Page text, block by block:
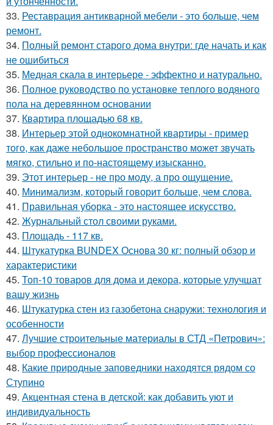
33. Реставрация антикварной мебели - это больше, чем
ремонт.
34. Полный ремонт старого дома внутри: где начать и как
не ошибиться
35. Медная скала в интерьере - эффектно и натурально.
36. Полное руководство по установке теплого водяного
пола на деревянном основании
37. Квартира площадью 68 кв.
38. Интерьер этой однокомнатной квартиры - пример
того, как даже небольшое пространство может звучать
мягко, стильно и по-настоящему изысканно.
39. Этот интерьер - не про моду, а про ощущение.
40. Минимализм, который говорит больше, чем слова.
41. Правильная уборка - это настоящее искусство.
42. Журнальный стол своими руками.
43. Площадь - 117 кв.
44. Штукатурка BUNDEX Основа 30 кг: полный обзор и
характеристики
45. Топ-10 товаров для дома и декора, которые улучшат
вашу жизнь
46. Штукатурка стен из газобетона снаружи: технология и
особенности
47. Лучшие строительные материалы в СТД «Петрович»:
выбор профессионалов
48. Какие природные заповедники находятся рядом со
Ступино
49. Акцентная стена в детской: как добавить уют и
индивидуальность